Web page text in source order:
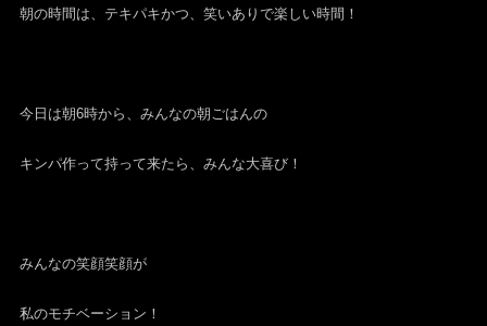
朝の時間は、テキパキかつ、笑いありで楽しい時間！
今日は朝6時から、みんなの朝ごはんの
キンパ作って持って来たら、みんな大喜び！
みんなの笑顔笑顔が
私のモチベーション！